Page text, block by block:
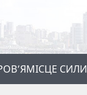
МІСЦЕ СИЛИ